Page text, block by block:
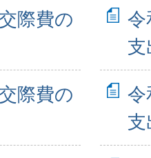
際費の
令
支
際費の
令
支